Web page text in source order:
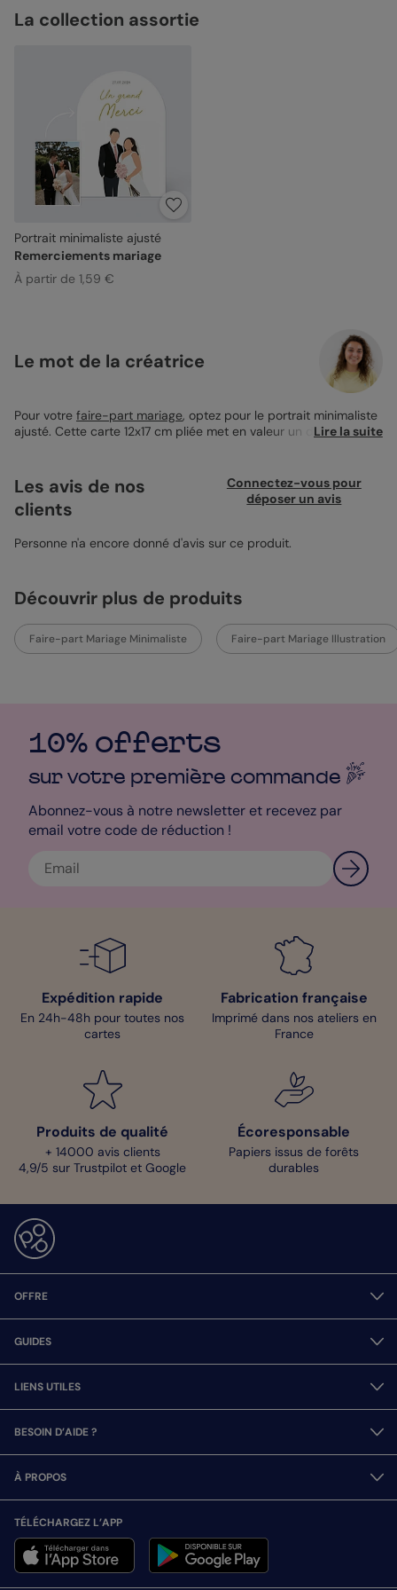
La collection assortie
Portrait minimaliste ajusté
Remerciements mariage
À partir de 1,59 €
Le mot de la créatrice
Pour votre faire-part mariage, optez pour le portrait minimaliste
ajusté. Cette carte 12x17 cm pliée met en valeur un design épuré
et simplicité, elle s'accompagne idéalement d'une enveloppe
ivoire qui ajoute une touche douce et raffinée. Personnalisez le
texte pour rendre ce moment unique. Votre annonce, votre
Transformez votre photo en portrait minimaliste ajusté. Il vous
studio photo pour affiner le rendu, ajuster les détails et
personnaliser votre visuel selon vos envies. Libre à vous de
créer, simplement et à votre manière.
Lire la suite
Les avis de nos
clients
Connectez-vous pour
déposer un avis
Personne n'a encore donné d'avis sur ce produit.
Découvrir plus de produits
Faire-part Mariage Minimaliste Faire-part Mariage Illustration
10% offerts
sur votre première commande
Abonnez-vous à notre newsletter et recevez par
email votre code de réduction !
Expédition rapide
En 24h-48h pour toutes nos
cartes
Fabrication française
Imprimé dans nos ateliers en
France
Produits de qualité
+ 14000 avis clients
4,9/5 sur Trustpilot et Google
Écoresponsable
Papiers issus de forêts
durables
OFFRE
GUIDES
LIENS UTILES
BESOIN D’AIDE ?
À PROPOS
TÉLÉCHARGEZ L’APP